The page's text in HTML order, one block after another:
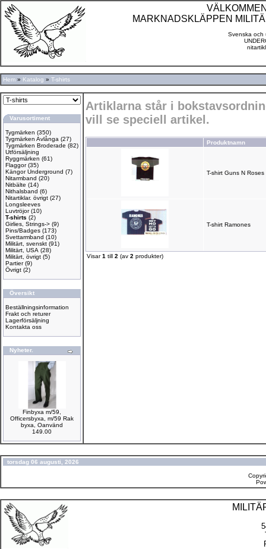
MARKNADSKLÄPPEN
Svenska och
Hem » Katalog » T-shirts
Varusortiment
Tygmärken (350)
Tygmärken Avlånga (27)
Tygmärken Broderade (82)
Utförsäljning
Ryggmärken (61)
Flaggor(35)
Kängor Underground (7)
Nitarmband (20)
Nitbälte (14)
Nithalsband (6)
Nitartiklar. övrigt (27)
Longsleeves
Luvtröjor(10)
T-shirts (2)
Girlies, Strings-> (9)
Pins/Badges (173)
Svettarmband (10)
Militärt, svenskt (91)
Militärt, USA (28)
Militärt, övrigt (5)
Partier(9)
Övrigt (2)
Översikt
Beställningsinformation
Frakt och returer
Lagerförsäljning
Kontakta oss
Nyheter.
Finbyxa m/59,
Officersbyxa, m/59 Rak
byxa, Oanvänd
149.00
Artiklarna står i
vill se speciell artikel.
Produktnamn
T-shirt Guns N Roses
T-shirt Ramones
Visar1 till 2 (av 2 produkter)
torsdag 06 augusti, 2026